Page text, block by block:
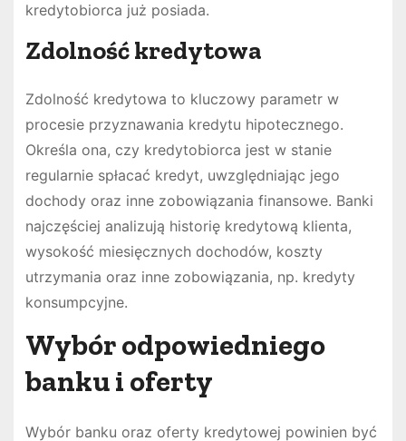
kredytobiorca już posiada.
Zdolność kredytowa
Zdolność kredytowa to kluczowy parametr w
procesie przyznawania kredytu hipotecznego.
Określa ona, czy kredytobiorca jest w stanie
regularnie spłacać kredyt, uwzględniając jego
dochody oraz inne zobowiązania finansowe. Banki
najczęściej analizują historię kredytową klienta,
wysokość miesięcznych dochodów, koszty
utrzymania oraz inne zobowiązania, np. kredyty
konsumpcyjne.
Wybór odpowiedniego
banku i oferty
Wybór banku oraz oferty kredytowej powinien być